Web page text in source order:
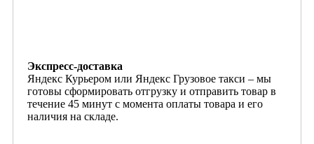
Экспресс-доставка
Яндекс Курьером или Яндекс Грузовое такси – мы
готовы сформировать отгрузку и отправить товар в
течение 45 минут с момента оплаты товара и его
наличия на складе.